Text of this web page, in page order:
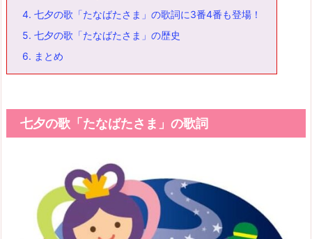
4. 七夕の歌「たなばたさま」の歌詞に3番4番も登場！
5. 七夕の歌「たなばたさま」の歴史
6. まとめ
七夕の歌「たなばたさま」の歌詞